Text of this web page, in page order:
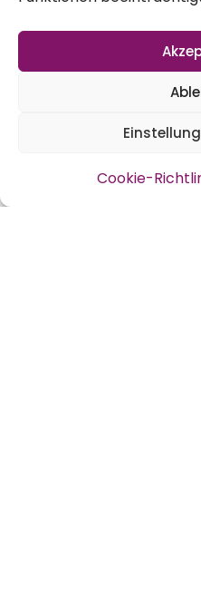
Cookie-
Ein paar Fakten:
und der
Reihenabstand: 20
Verschiedene
Knoblauch haben